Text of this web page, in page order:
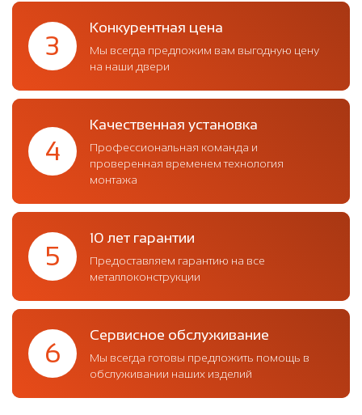
3
Конкурентная цена
Мы всегда предложим вам выгодную цену
на наши двери
4
Качественная установка
Профессиональная команда и
проверенная временем технология
монтажа
5
10 лет гарантии
Предоставляем гарантию на все
металлоконструкции
6
Сервисное обслуживание
Мы всегда готовы предложить помощь в
обслуживании наших изделий